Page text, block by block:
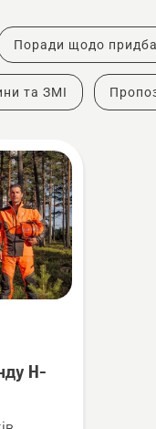
Поради щодо
та ЗМІ
H-